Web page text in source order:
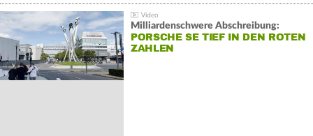
Milliardenschwere Abschreibung:
PORSCHE SE TIEF IN DEN ROTEN
ZAHLEN